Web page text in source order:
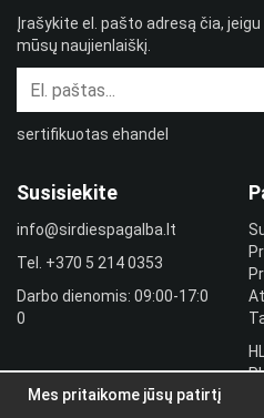
Susisiekite
info@sirdiespagalba.lt
Tel. +370 5 214 0353
Darbo dienomis: 09:00-17:0
0
Įrašykite el. pašto adresą čia,
mūsų naujienlaiškį.
sertifikuotas ehandel
Mes pritaikome jūsų patirtį